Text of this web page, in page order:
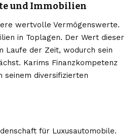
und Immobilien
wertvolle Vermögenswerte.
in Toplagen. Der Wert dieser
Laufe der Zeit, wodurch sein
Karims Finanzkompetenz
seinem diversifizierten
für Luxusautomobile.